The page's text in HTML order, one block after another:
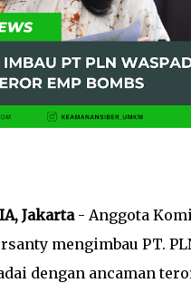
Jakarta - Anggota
mengimbau PT.
dengan ancaman